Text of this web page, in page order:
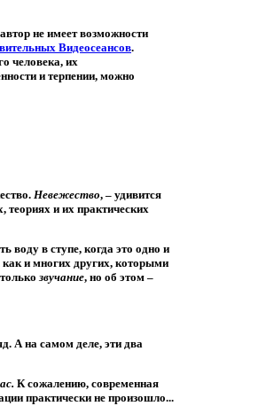
не имеет возможности
Видеосеансов.
человека, их
и терпении, можно
Невежество, – удивится
теориях и их практических
воду в ступе, когда это одно и
как и многих других, которыми
звучание, но об этом –
А на самом деле, эти два
К сожалению, современная
практически не произошло...